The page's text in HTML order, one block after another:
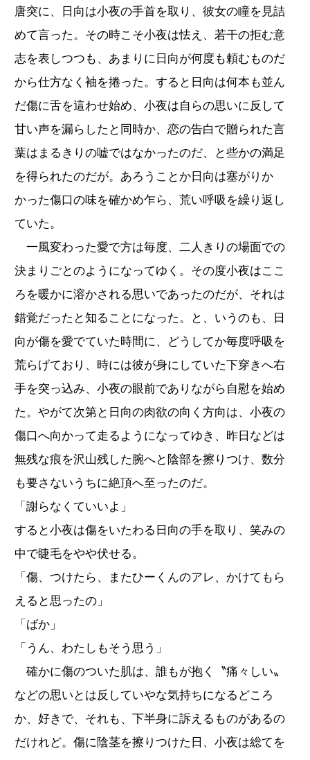
唐突に、日向は小夜の手首を取り、彼女の瞳を見詰
めて言った。その時こそ小夜は怯え、若干の拒む意
志を表しつつも、あまりに日向が何度も頼むものだ
から仕方なく袖を捲った。すると日向は何本も並ん
だ傷に舌を這わせ始め、小夜は自らの思いに反して
甘い声を漏らしたと同時か、恋の告白で贈られた言
葉はまるきりの嘘ではなかったのだ、と些かの満足
を得られたのだが。あろうことか日向は塞がりか
かった傷口の味を確かめ乍ら、荒い呼吸を繰り返し
ていた。
一風変わった愛で方は毎度、二人きりの場面での
決まりごとのようになってゆく。その度小夜はここ
ろを暖かに溶かされる思いであったのだが、それは
錯覚だったと知ることになった。と、いうのも、日
向が傷を愛でていた時間に、どうしてか毎度呼吸を
荒らげており、時には彼が身にしていた下穿きへ右
手を突っ込み、小夜の眼前でありながら自慰を始め
た。やがて次第と日向の肉欲の向く方向は、小夜の
傷口へ向かって走るようになってゆき、昨日などは
無残な痕を沢山残した腕へと陰部を擦りつけ、数分
も要さないうちに絶頂へ至ったのだ。
「謝らなくていいよ」
すると小夜は傷をいたわる日向の手を取り、笑みの
中で睫毛をやや伏せる。
「傷、つけたら、またひーくんのアレ、かけてもら
えると思ったの」
「ばか」
「うん、わたしもそう思う」
確かに傷のついた肌は、誰もが抱く〝痛々しい〟
などの思いとは反していやな気持ちになるどころ
か、好きで、それも、下半身に訴えるものがあるの
だけれど。傷に陰茎を擦りつけた日、小夜は総てを